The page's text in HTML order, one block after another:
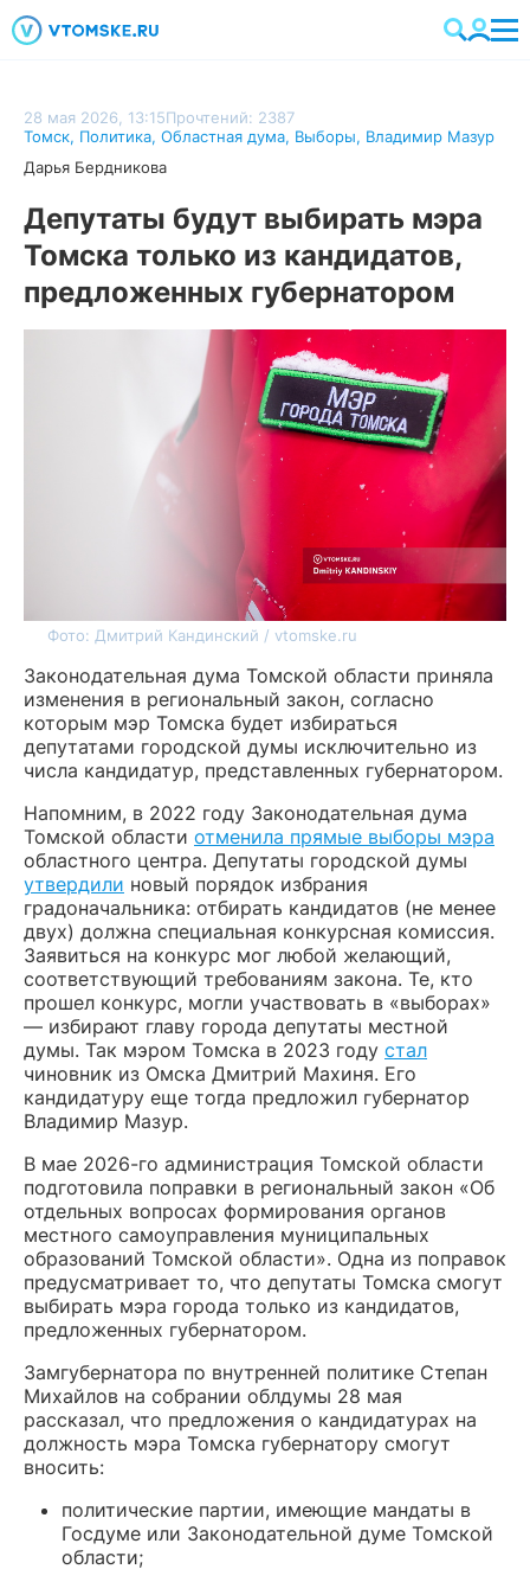
28 мая 2026, 13:15Прочтений: 2387
Томск, Политика, Областная дума, Выборы, Владимир Мазур
Дарья Бердникова
Депутаты будут выбирать мэра
Томска только из кандидатов,
предложенных губернатором
Фото: Дмитрий Кандинский / vtomske.ru
Законодательная дума Томской области приняла
изменения в региональный закон, согласно
которым мэр Томска будет избираться
депутатами городской думы исключительно из
числа кандидатур, представленных губернатором.
Напомним, в 2022 году Законодательная дума
Томской области отменила прямые выборы мэра
областного центра. Депутаты городской думы
утвердили новый порядок избрания
градоначальника: отбирать кандидатов (не менее
двух) должна специальная конкурсная комиссия.
Заявиться на конкурс мог любой желающий,
соответствующий требованиям закона. Те, кто
прошел конкурс, могли участвовать в «выборах»
— избирают главу города депутаты местной
думы. Так мэром Томска в 2023 году стал
чиновник из Омска Дмитрий Махиня. Его
кандидатуру еще тогда предложил губернатор
Владимир Мазур.
В мае 2026-го администрация Томской области
подготовила поправки в региональный закон «Об
отдельных вопросах формирования органов
местного самоуправления муниципальных
образований Томской области». Одна из поправок
предусматривает то, что депутаты Томска смогут
выбирать мэра города только из кандидатов,
предложенных губернатором.
Замгубернатора по внутренней политике Степан
Михайлов на собрании облдумы 28 мая
рассказал, что предложения о кандидатурах на
должность мэра Томска губернатору смогут
вносить:
политические партии, имеющие мандаты в
Госдуме или Законодательной думе Томской
области;